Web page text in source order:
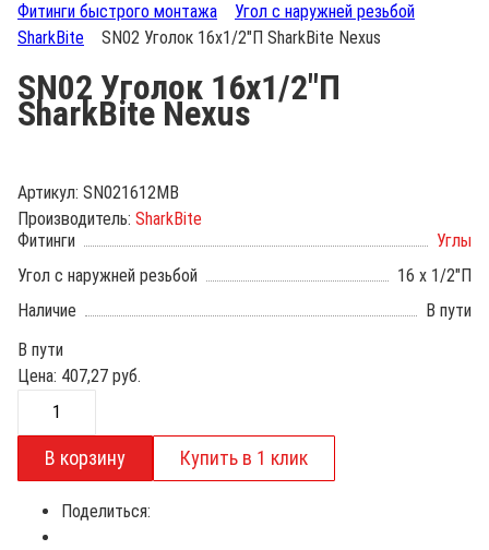
Фитинги быстрого монтажа
Угол с наружней резьбой
SharkBite
SN02 Уголок 16х1/2"П SharkBite Nexus
SN02 Уголок 16х1/2"П
SharkBite Nexus
Артикул: SN021612MB
Производитель: SharkBite
Фитинги
Углы
Угол с наружней резьбой
16 х 1/2"П
Наличие
В пути
В пути
Цена: 407,27 руб.
Поделиться: